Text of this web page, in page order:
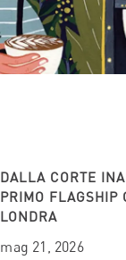
DALLA CORTE
PRIMO FLAGSHIP
LONDRA
mag 21, 2026